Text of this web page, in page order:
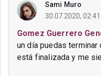
Sami Muro
30.07.2020,
Gomez Guerrero
un día puedas terminar
está finalizada y me